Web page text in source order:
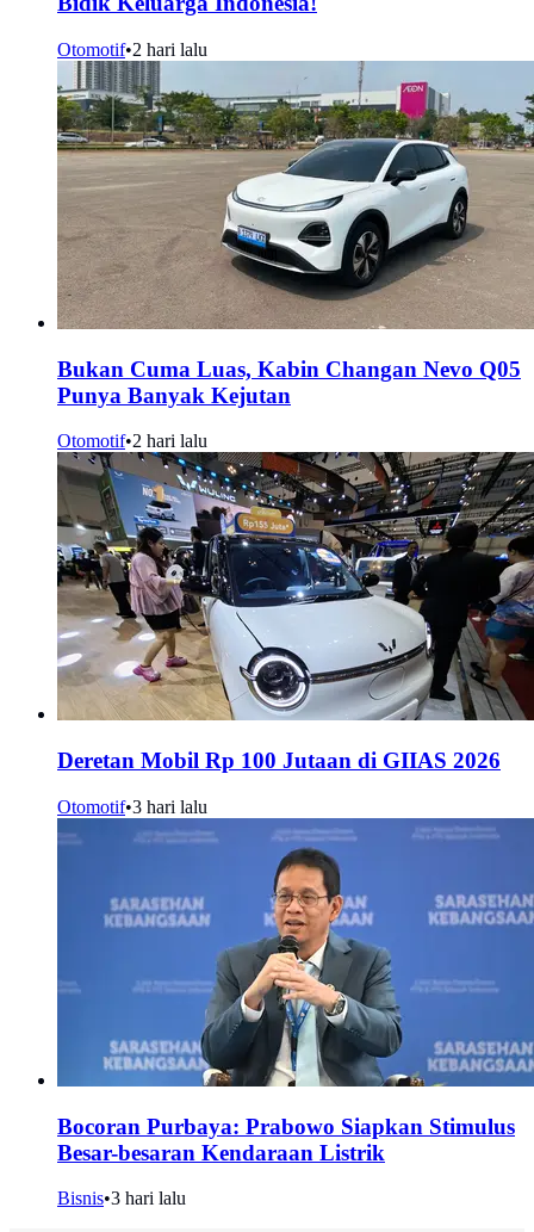
Otomotif•2 hari lalu
Bukan Cuma Luas, Kabin Changan Nevo Q05
Punya Banyak Kejutan
Otomotif•2 hari lalu
Deretan Mobil Rp 100 Jutaan di GIIAS 2026
Otomotif•3 hari lalu
Bocoran Purbaya: Prabowo Siapkan Stimulus
Besar-besaran Kendaraan Listrik
Bisnis•3 hari lalu